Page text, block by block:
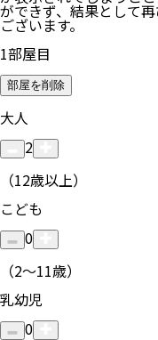
ができず、結果として
ございます。
1部屋目
部屋を削除
大人
2
（12歳以上）
こども
0
（2〜11歳）
乳幼児
0